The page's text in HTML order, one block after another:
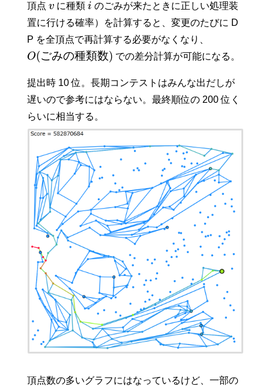
頂点 v に種類i のごみが来たときに正しい処理装
置に行ける確率）を計算すると、変更のたびに D
P を全頂点で再計算する必要がなくなり、
O(ごみの種類数) での差分計算が可能になる。
提出時 10 位。長期コンテストはみんな出だしが
遅いので参考にはならない。最終順位の 200 位く
らいに相当する。
頂点数の多いグラフにはなっているけど、一部の